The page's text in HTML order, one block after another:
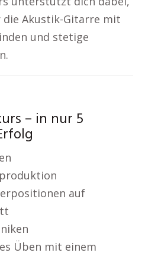
Akustik-Gitarre mit
und stetige
– in nur 5
auf
Üben mit einem